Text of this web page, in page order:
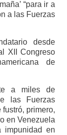
“para ir a
a las Fuerzas
desde
XII Congreso
de
a miles de
las Fuerzas
primero,
en Venezuela
en